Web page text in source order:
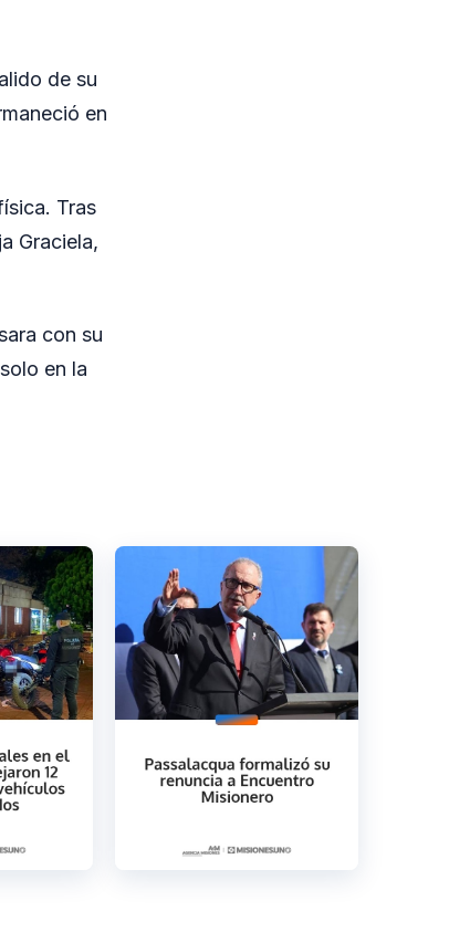
de su
en
Tras
Graciela,
con su
en la